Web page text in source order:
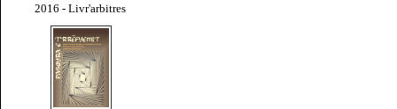
2016 - Livr'arbitres